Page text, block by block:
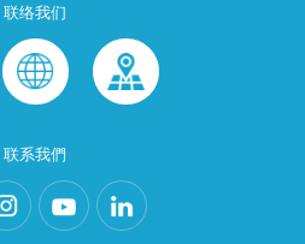
联络我们
联系我們